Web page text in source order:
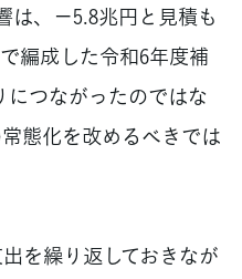
は、－5.8兆円と見積も
編成した令和6年度補
つながったのではな
態化を改めるべきでは
を繰り返しておきなが